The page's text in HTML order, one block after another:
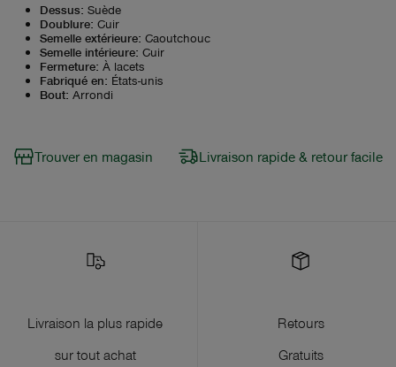
Dessus: Suède
Doublure: Cuir
Semelle extérieure: Caoutchouc
Semelle intérieure: Cuir
Fermeture: À lacets
Fabriqué en: États-unis
Bout: Arrondi
Trouver en magasin Livraison rapide & retour facile
Livraison la plus rapide
sur tout achat
Retours
Gratuits